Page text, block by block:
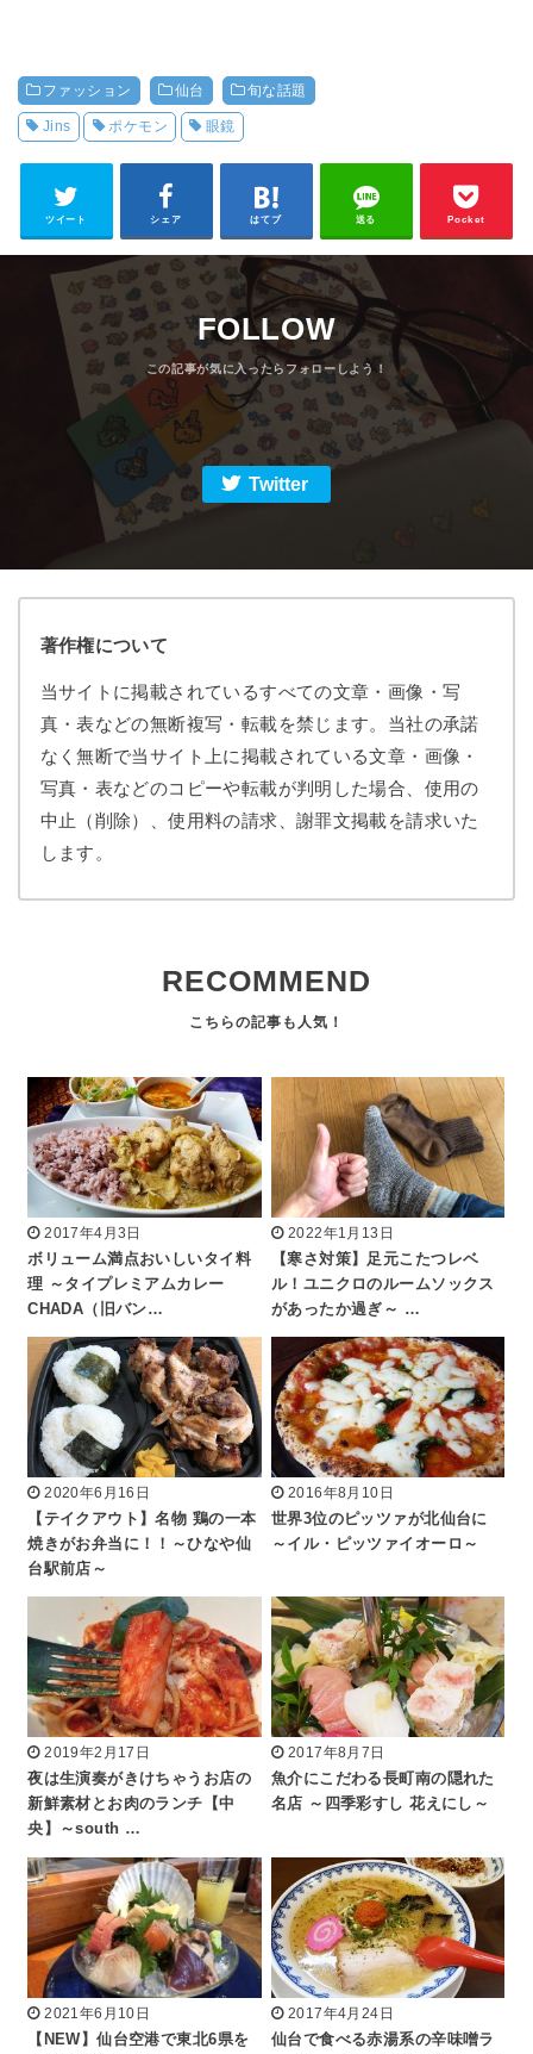
ファッション 仙台 旬な話題
Jins ポケモン 眼鏡
ツイート シェア はてブ 送る Pocket
FOLLOW
Twitter
著作権について
当サイトに掲載されているすべての文章・画像・写
真・表などの無断複写・転載を禁じます。当社の承諾
なく無断で当サイト上に掲載されている文章・画像・
写真・表などのコピーや転載が判明した場合、使用の
中止（削除）、使用料の請求、謝罪文掲載を請求いた
します。
RECOMMEND
2017年4月3日
ボリューム満点おいしいタイ料
理 ～タイプレミアムカレー
CHADA（旧バン…
2022年1月13日
【寒さ対策】足元こたつレベ
ル！ユニクロのルームソックス
があったか過ぎ～ …
2020年6月16日
【テイクアウト】名物 鶏の一本
焼きがお弁当に！！～ひなや仙
台駅前店～
2016年8月10日
世界3位のピッツァが北仙台に
～イル・ピッツァイオーロ～
2019年2月17日
夜は生演奏がきけちゃうお店の
新鮮素材とお肉のランチ【中
央】～south …
2017年8月7日
魚介にこだわる長町南の隠れた
名店 ～四季彩すし 花えにし～
2021年6月10日
【NEW】仙台空港で東北6県を
2017年4月24日
仙台で食べる赤湯系の辛味噌ラ